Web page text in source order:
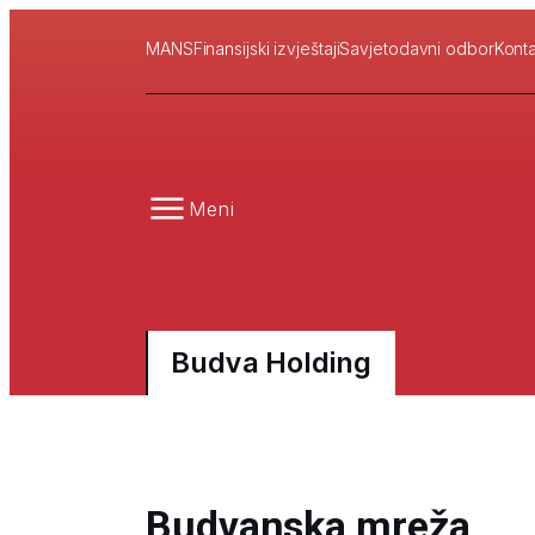
MANSFinansijski izvještajiSavjetodavni odbor
Meni
Budva Holding
Budvanska mreža